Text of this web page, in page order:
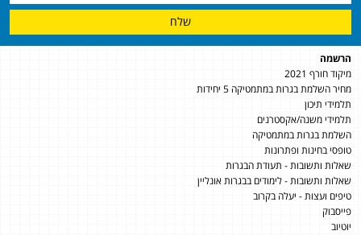
שלח
הרשמה
מיקוד חורף 2021
מחיר השלמת בגרות במתמטיקה 5 יחידות
תלמידי תיכון
תלמידי משנה/אקסטרנים
השלמת בגרות במתמטיקה
טופסי בחינות ופתרונות
שאלות ותשובות - תעודת הבגרות
שאלות ותשובות - לימודים בבגרות אונליין
טיפים ועצות - יעלה בקרוב
פייסבוק
יוטיוב